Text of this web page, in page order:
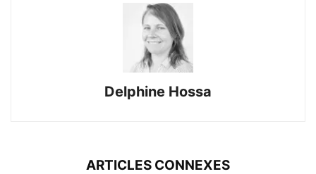
Delphine Hossa
ARTICLES CONNEXES